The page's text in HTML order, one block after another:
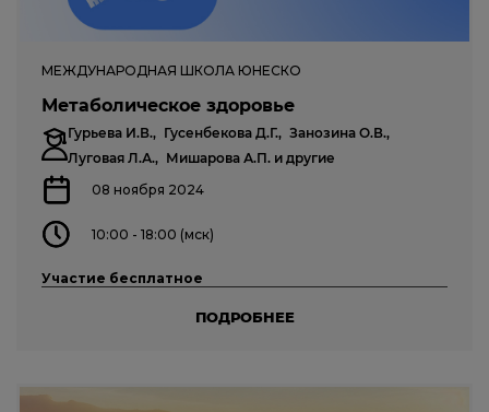
МЕЖДУНАРОДНАЯ ШКОЛА ЮНЕСКО
Метаболическое здоровье
Гурьева И.В., Гусенбекова Д.Г., Занозина О.В.,
Луговая Л.А., Мишарова А.П. и другие
08 ноября 2024
10:00 - 18:00 (мск)
Участие бесплатное
ПОДРОБНЕЕ